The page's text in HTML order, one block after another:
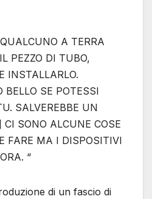
A TERRA
PEZZO DI TUBO,
INSTALLARLO.
BELLO SE POTESSI
SALVEREBBE UN
SONO ALCUNE COSE
FARE MA I DISPOSITIVI
“
di un fascio di